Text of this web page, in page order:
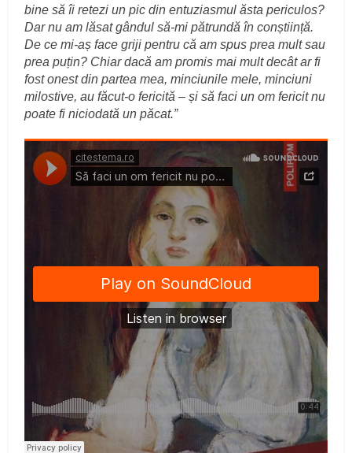
bine să îi retezi un pic din entuziasmul ăsta periculos?
Dar nu am lăsat gândul să-mi pătrundă în conștiință.
De ce mi-aș face griji pentru că am spus prea mult sau
prea puțin? Chiar dacă am promis mai mult decât ar fi
fost onest din partea mea, minciunile mele, minciuni
milostive, au făcut-o fericită – și să faci un om fericit nu
poate fi niciodată un păcat.”